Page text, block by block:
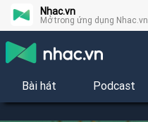
Nhac.vn
Mở trong ứng dụng Nhac.vn
Bài hát Podcast